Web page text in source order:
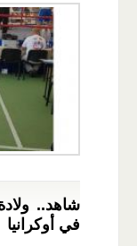
شاهد..
في أوكرانيا